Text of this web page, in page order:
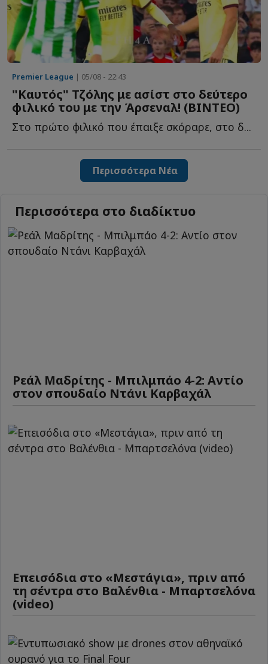
Premier League | 05/08 - 22:43
"Καυτός" Τζόλης με ασίστ στο δεύτερο
φιλικό του με την Άρσεναλ! (ΒΙΝΤΕΟ)
Στο πρώτο φιλικό που έπαιξε σκόραρε, στο δ...
Περισσότερα Νέα
Περισσότερα στο διαδίκτυο
Ρεάλ Μαδρίτης - Μπιλμπάο 4-2: Αντίο
στον σπουδαίο Ντάνι Καρβαχάλ
Επεισόδια στο «Μεστάγια», πριν από
τη σέντρα στο Βαλένθια - Μπαρτσελόνα
(video)